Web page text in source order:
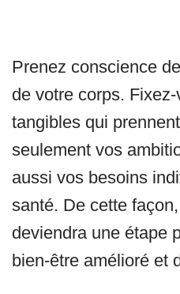
Prenez conscience
de votre corps.
tangibles qui
seulement vos
aussi vos besoins
santé. De cette
deviendra une étape
bien-être amélioré et